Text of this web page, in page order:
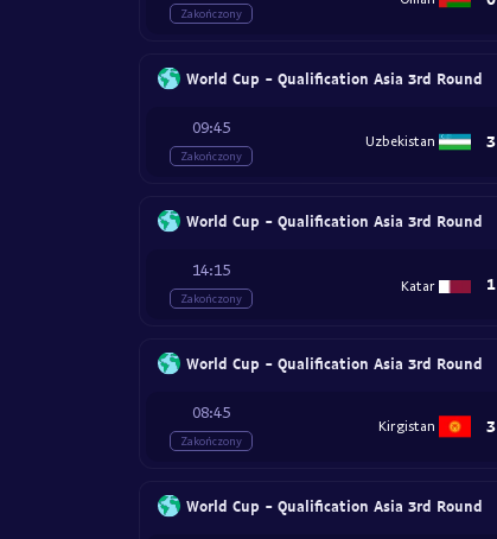
Zakończony
World Cup - Qualification Asia 3rd Round
09:45
Zakończony
Uzbekistan 3
World Cup - Qualification Asia 3rd Round
14:15
Zakończony
Katar 1
World Cup - Qualification Asia 3rd Round
08:45
Zakończony
Kirgistan 3
World Cup - Qualification Asia 3rd Round